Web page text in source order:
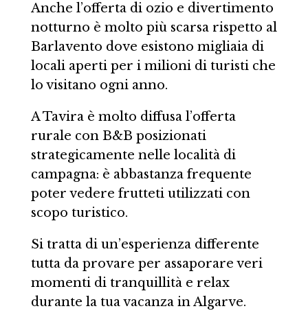
Anche l’offerta di ozio e divertimento
notturno è molto più scarsa rispetto al
Barlavento dove esistono migliaia di
locali aperti per i milioni di turisti che
lo visitano ogni anno.
A Tavira è molto diffusa l’offerta
rurale con B&B posizionati
strategicamente nelle località di
campagna: è abbastanza frequente
poter vedere frutteti utilizzati con
scopo turistico.
Si tratta di un’esperienza differente
tutta da provare per assaporare veri
momenti di tranquillità e relax
durante la tua vacanza in Algarve.